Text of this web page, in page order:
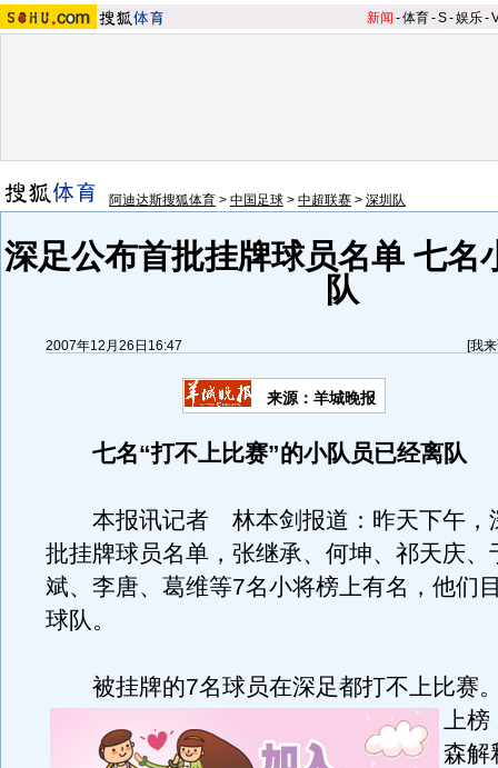
新闻 -体育-S-娱乐-
阿迪达斯搜狐体育 > 中国足球 > 中超联赛 > 深圳队
深足公布首批挂牌球员名单 七名
队
2007年12月26日16:47 [我
来源：羊城晚报
七名“打不上比赛”的小队员已经离队
本报讯记者 林本剑报道：昨天下午，
批挂牌球员名单，张继承、何坤、祁天庆、
斌、李唐、葛维等7名小将榜上有名，他们
球队。
被挂牌的7名球员在深足都打不上比赛
上榜
森解